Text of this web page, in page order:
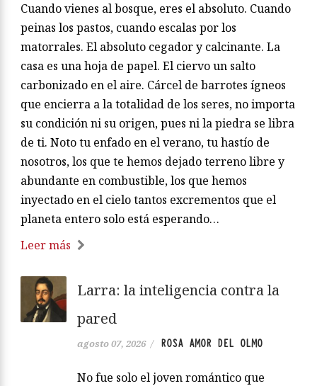
Cuando vienes al bosque, eres el absoluto. Cuando
peinas los pastos, cuando escalas por los
matorrales. El absoluto cegador y calcinante. La
casa es una hoja de papel. El ciervo un salto
carbonizado en el aire. Cárcel de barrotes ígneos
que encierra a la totalidad de los seres, no importa
su condición ni su origen, pues ni la piedra se libra
de ti. Noto tu enfado en el verano, tu hastío de
nosotros, los que te hemos dejado terreno libre y
abundante en combustible, los que hemos
inyectado en el cielo tantos excrementos que el
planeta entero solo está esperando…
Leer más
Larra: la inteligencia contra la
pared
agosto 07, 2026 / ROSA AMOR DEL OLMO
No fue solo el joven romántico que